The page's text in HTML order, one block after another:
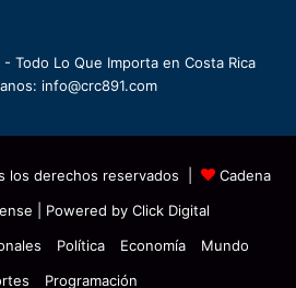
Todo Lo Que Importa en Costa Rica
info@crc891.com
los derechos reservados |
Cadena
| Powered by Click Digital
Política Economía
Mundo
Programación